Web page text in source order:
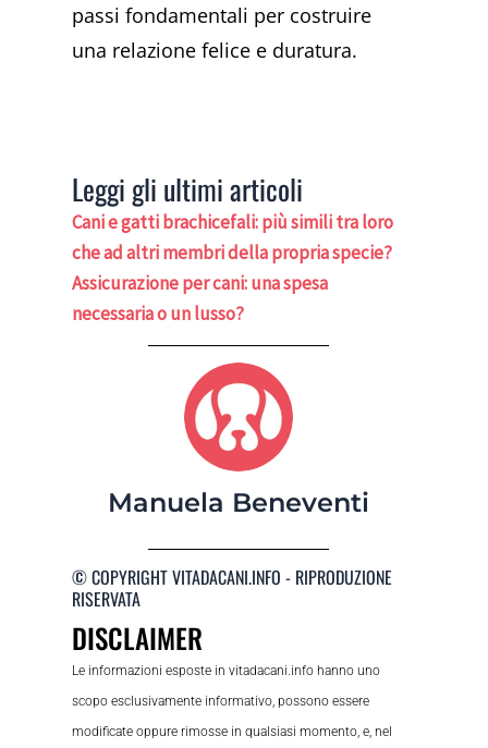
passi fondamentali per costruire
una relazione felice e duratura.
Leggi gli ultimi articoli
Cani e gatti brachicefali: più simili tra loro
che ad altri membri della propria specie?
Assicurazione per cani: una spesa
necessaria o un lusso?
Manuela Beneventi
© COPYRIGHT VITADACANI.INFO - RIPRODUZIONE
RISERVATA
DISCLAIMER
Le informazioni esposte in vitadacani.info hanno uno
scopo esclusivamente informativo, possono essere
modificate oppure rimosse in qualsiasi momento, e, nel